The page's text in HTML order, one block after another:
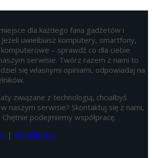
dla każdego fana gadżetów i
uwielbiasz komputery, smartfony,
– sprawdź co dla ciebie
serwisie. Twórz razem z nami to
się własnymi opiniami, odpowiadaj na
związane z technologią, chciałbyś
naszym serwisie? Skontaktuj się z nami,
podejmiemy współpracę.
| Współpraca